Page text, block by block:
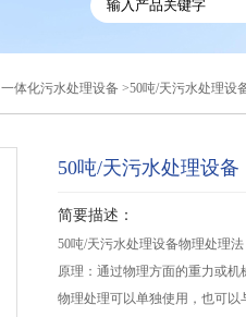
一体化污水处理设备 >50吨/天污水处理设
50吨/天污水处理设备
简要描述：
50吨/天污水处理设备物理处理法
原理：通过物理方面的重力或机
物理处理可以单独使用，也可以